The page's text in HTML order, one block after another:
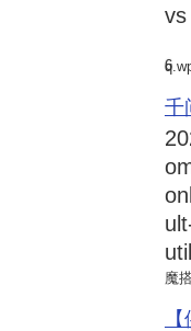
6
千
魔